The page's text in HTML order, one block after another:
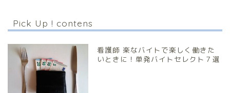
Pick Up ! contens
看護師 楽なバイトで楽しく働きた
いときに！単発バイトセレクト７選